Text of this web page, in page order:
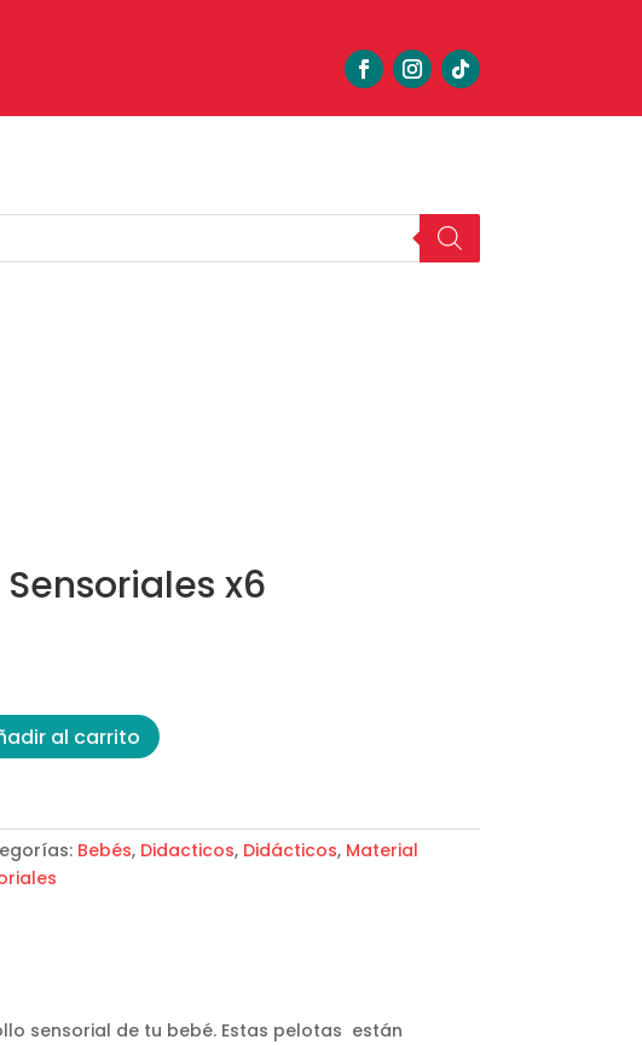
x6
al carrito
Bebés, Didacticos, Didácticos, Material
sensorial de tu bebé. Estas pelotas están